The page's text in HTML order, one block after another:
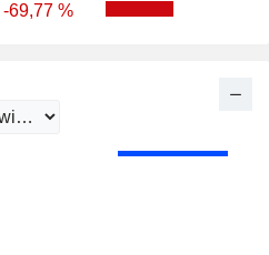
-69,77 %